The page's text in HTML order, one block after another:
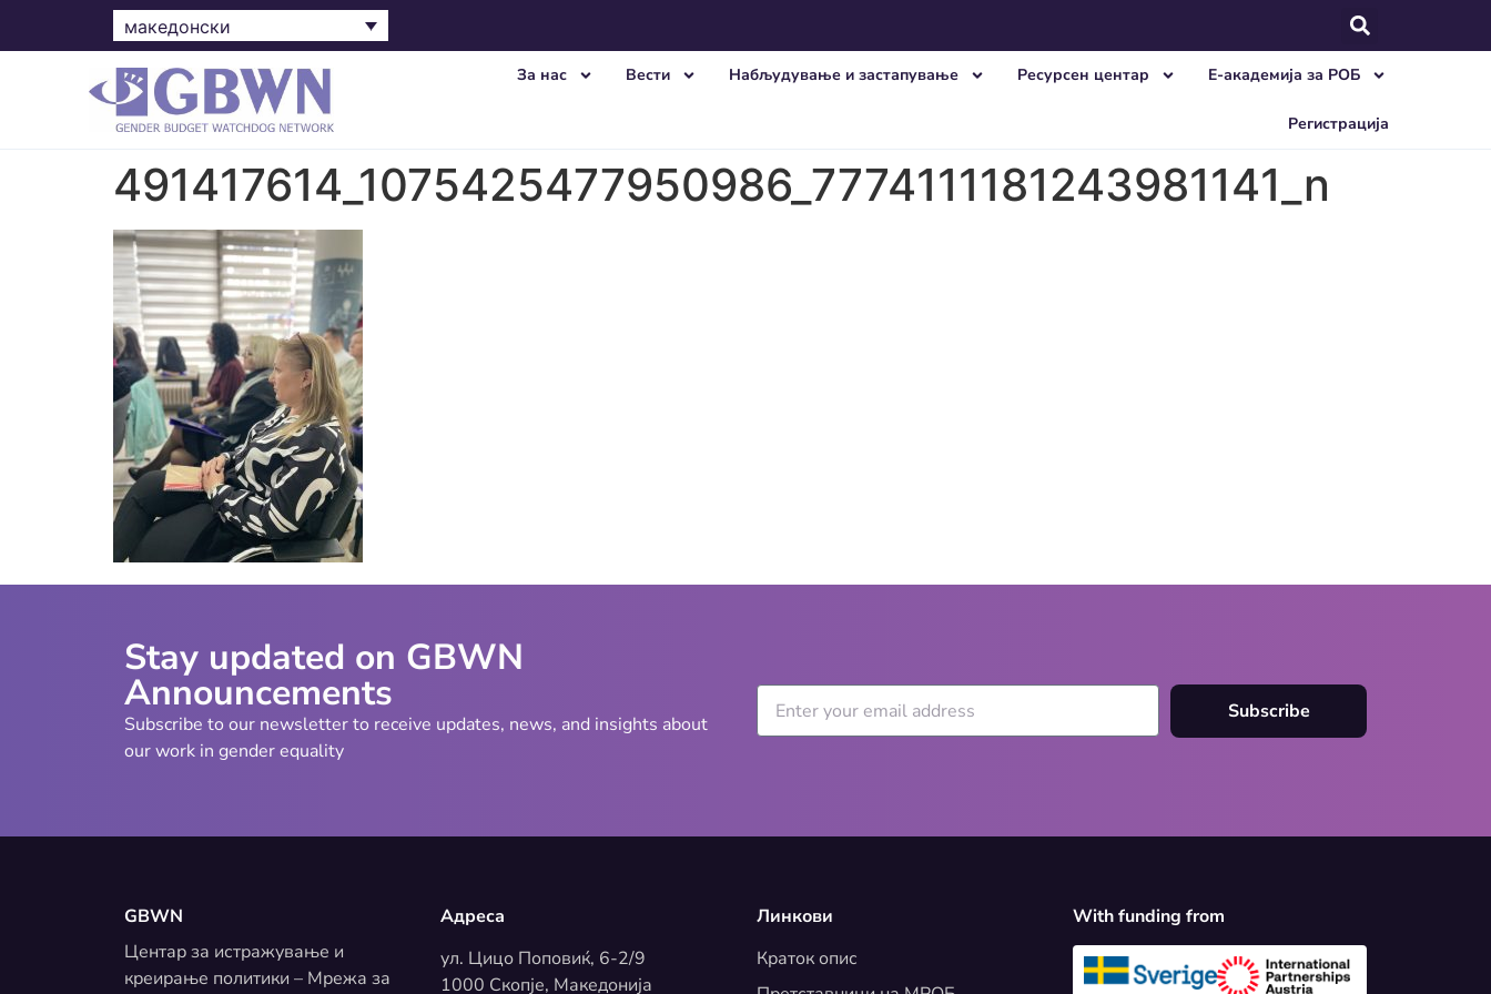
македонски
За нас Вести Набљудување и застапување Ресурсен центар E-академија за РОБ
Регистрација
491417614_1075425477950986_7774111181243981141_n
Stay updated on GBWN
Announcements
Subscribe to our newsletter to receive updates, news, and insights about
our work in gender equality
Subscribe
GBWN
Центар за истражување и
креирање политики – Мрежа за
Адреса
ул. Цицо Поповиќ, 6-2/9
1000 Скопје, Македонија
Линкови
Краток опис
With funding from